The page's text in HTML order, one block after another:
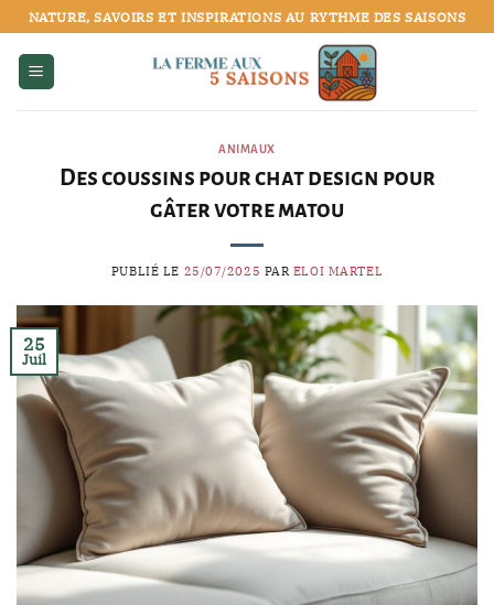
Passer
au
contenu
NATURE, SAVOIRS ET INSPIRATIONS AU RYTHME DES SAISONS
ANIMAUX
Des coussins pour chat design pour
gâter votre matou
PUBLIÉ LE 25/07/2025 PAR ELOI MARTEL
25
Juil